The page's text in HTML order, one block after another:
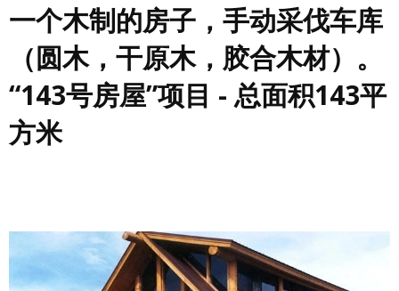
一个木制的房子，手动采伐车库
（圆木，干原木，胶合木材）。
“143号房屋”项目 - 总面积143平
方米